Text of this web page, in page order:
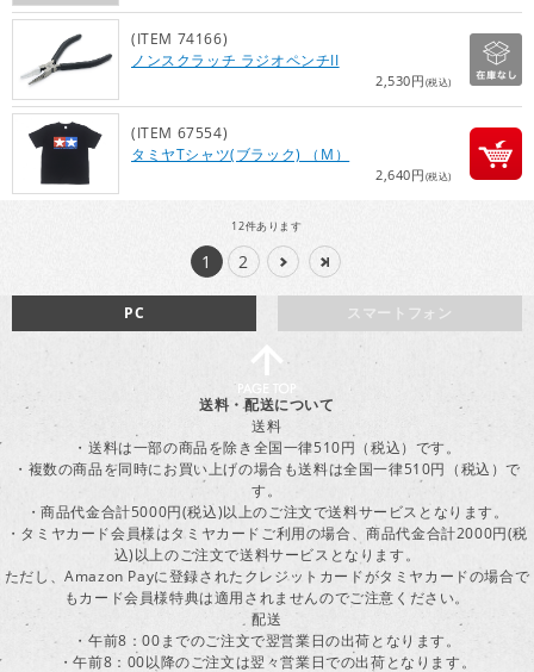
(ITEM 74166)
ノンスクラッチ ラジオペンチII
2,530円(税込)
(ITEM 67554)
タミヤTシャツ(ブラック) （M）
2,640円(税込)
12件あります
1 2
スマートフォン
PC
送料・配送について
送料
・送料は一部の商品を除き全国一律510円（税込）です。
・複数の商品を同時にお買い上げの場合も送料は全国一律510円（税込）で
す。
・商品代金合計5000円(税込)以上のご注文で送料サービスとなります。
・タミヤカード会員様はタミヤカードご利用の場合、商品代金合計2000円(税
込)以上のご注文で送料サービスとなります。
ただし、Amazon Payに登録されたクレジットカードがタミヤカードの場合で
もカード会員様特典は適用されませんのでご注意ください。
配送
・午前8：00までのご注文で翌営業日の出荷となります。
・午前8：00以降のご注文は翌々営業日での出荷となります。